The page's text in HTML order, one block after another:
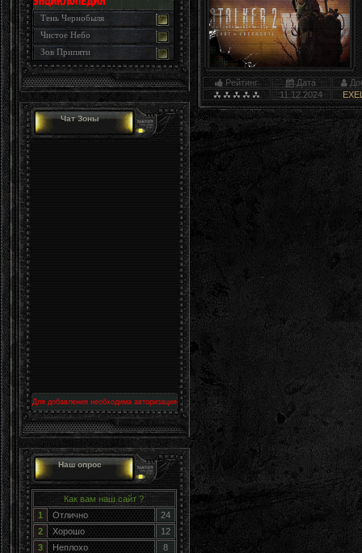
Тень Чернобыля
Чистое Небо
Зов Припяти
Чат Зоны
Для добавления необходима авторизация
Наш опрос
Как вам наш сайт ?
1
Отлично
24
2
Хорошо
12
3
Неплохо
8
Рейтинг Дата
11.12.2024